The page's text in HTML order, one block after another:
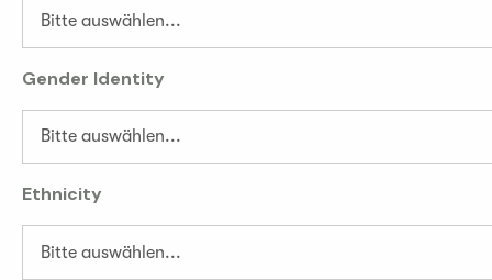
Gender Identity
Ethnicity